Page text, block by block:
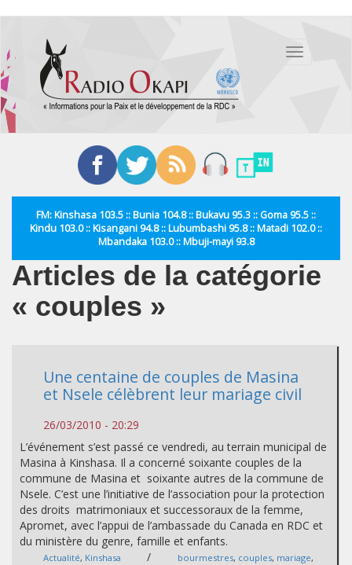
contenu
principal
Toggle
FM: Kinshasa 103.5 :: Bunia 104.8 :: Bukavu 95.3 :: Goma 95.5 ::
Kindu 103.0 :: Kisangani 94.8 :: Lubumbashi 95.8 :: Matadi 102.0 ::
Mbandaka 103.0 :: Mbuji-mayi 93.8
Articles de la catégorie
« couples »
Une centaine de couples de Masina
et Nsele célèbrent leur mariage civil
26/03/2010 - 20:29
L’événement s’est passé ce vendredi, au terrain municipal de
Masina à Kinshasa. Il a concerné soixante couples de la
commune de Masina et soixante autres de la commune de
Nsele. C’est une l’initiative de l’association pour la protection
des droits matrimoniaux et successoraux de la femme,
Apromet, avec l’appui de l’ambassade du Canada en RDC et
du ministère du genre, famille et enfants.
Actualité, Kinshasa / bourmestres, couples, mariage,